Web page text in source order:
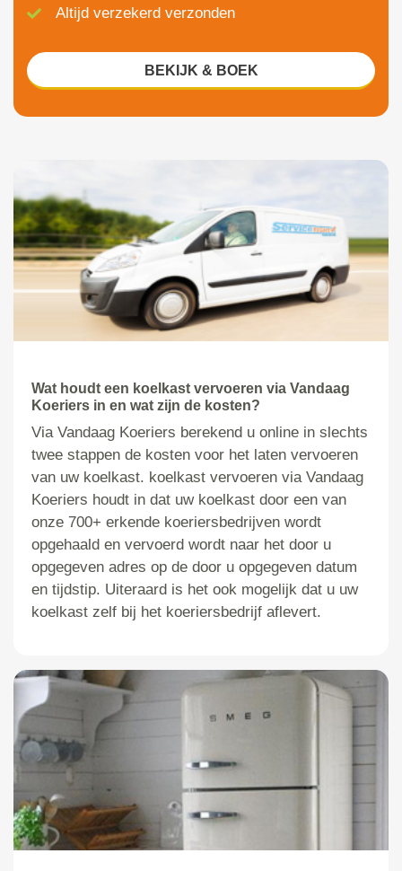
Wat houdt een koelkast vervoeren via Vandaag
Koeriers in en wat zijn de kosten?
Via Vandaag Koeriers berekend u online in slechts
twee stappen de kosten voor het laten vervoeren
van uw koelkast. koelkast vervoeren via Vandaag
Koeriers houdt in dat uw koelkast door een van
onze 700+ erkende koeriersbedrijven wordt
opgehaald en vervoerd wordt naar het door u
opgegeven adres op de door u opgegeven datum
en tijdstip. Uiteraard is het ook mogelijk dat u uw
koelkast zelf bij het koeriersbedrijf aflevert.
Altijd verzekerd verzonden
BEKIJK & BOEK